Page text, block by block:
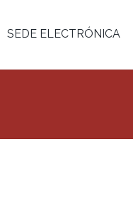
SEDE ELECTRÓNICA